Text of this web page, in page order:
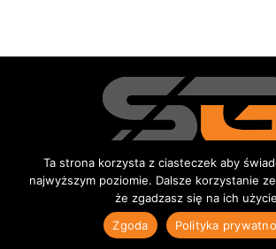
Redakcja Kontakt Reklama
© 2015-2026 Sportowe Gniezno|Wszystkie
Polityka prywatności
Ta strona korzysta z ciasteczek aby
najwyższym poziomie. Dalsze korzystanie
że zgadzasz się na ich
Zgoda
Polityka